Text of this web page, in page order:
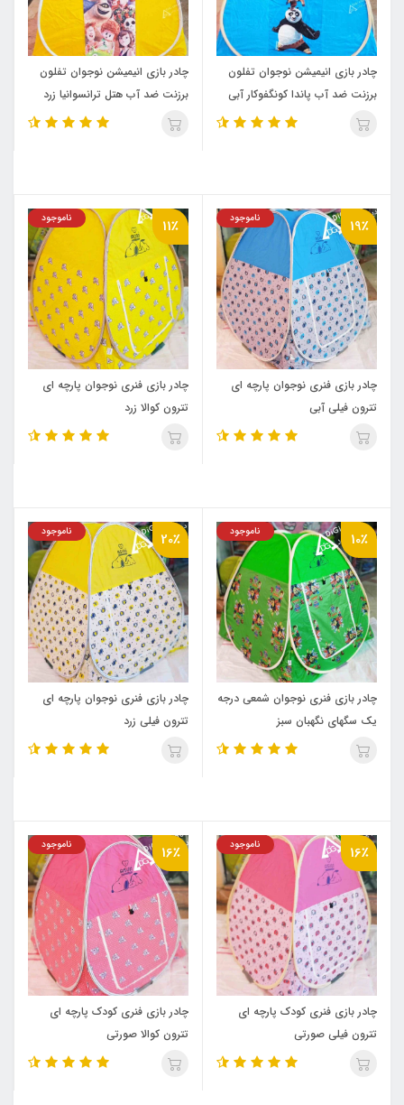
چادر بازی انیمیشن نوجوان تفلون
برزنت ضد آب پاندا کونگفوکار آبی
(پرفکت تفلون)
چادر بازی انیمیشن نوجوان تفلون
برزنت ضد آب هتل ترانسوانیا زرد
(پرفکت تفلون)
19٪ ناموجود
چادر بازی فنری نوجوان پارچه ای
تترون فیلی آبی
11٪ ناموجود
چادر بازی فنری نوجوان پارچه ای
تترون کوالا زرد
10٪ ناموجود
چادر بازی فنری نوجوان شمعی درجه
یک سگهای نگهبان سبز
20٪ ناموجود
چادر بازی فنری نوجوان پارچه ای
تترون فیلی زرد
16٪ ناموجود
چادر بازی فنری کودک پارچه ای
تترون فیلی صورتی
16٪ ناموجود
چادر بازی فنری کودک پارچه ای
تترون کوالا صورتی